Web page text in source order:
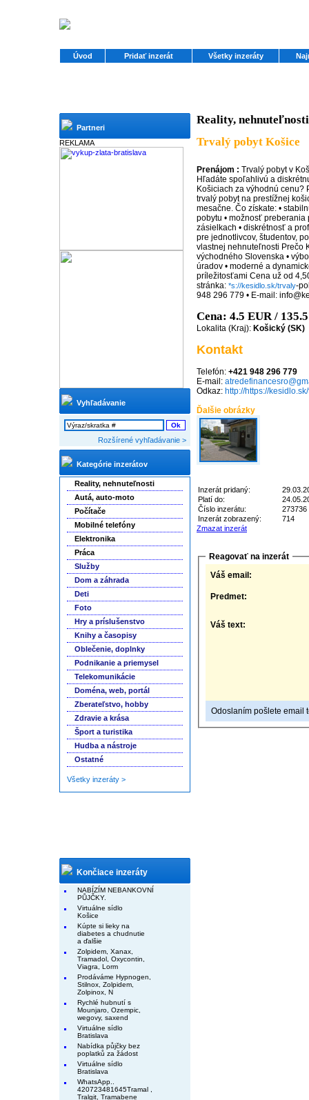
Úvod Pridať inzerát Všetky inzeráty
Partneri
REKLAMA
Vyhľadávanie
Rozšírené vyhľadávanie >
Kategórie inzerátov
Reality, nehnuteľnosti
Autá, auto-moto
Počítače
Mobilné telefóny
Elektronika
Práca
Služby
Dom a záhrada
Deti
Foto
Hry a príslušenstvo
Knihy a časopisy
Oblečenie, doplnky
Podnikanie a priemysel
Telekomunikácie
Doména, web, portál
Zberateľstvo, hobby
Zdravie a krása
Šport a turistika
Hudba a nástroje
Ostatné
Všetky inzeráty >
Končiace inzeráty
NABÍZÍM NEBANKOVNÍ
PŮJČKY.
Virtuálne sídlo
Košice
Kúpte si lieky na
diabetes a chudnutie
a ďalšie
Zolpidem, Xanax,
Tramadol, Oxycontin,
Viagra, Lorm
Prodáváme Hypnogen,
Stilnox, Zolpidem,
Zolpinox, N
Rychlé hubnutí s
Mounjaro, Ozempic,
wegovy, saxend
Virtuálne sídlo
Bratislava
Nabídka půjčky bez
poplatků za žádost
Virtuálne sídlo
Bratislava
WhatsApp..
420723481645Tramal ,
Tralgit, Tramabene
Reality, nehnuteľnosti
Trvalý pobyt Košice
Prenájom : Trvalý pobyt v
Hľadáte spoľahlivú a
Košiciach za výhodnú cenu?
trvalý pobyt na prestížnej
mesačne. Čo získate: •
pobytu • možnosť preberania
zásielkach • diskrétnosť a
pre jednotlivcov, študentov,
vlastnej nehnuteľnosti Prečo
východného Slovenska •
úradov • moderné a
príležitosťami Cena už od
stránka: *s://kesidlo.sk/trvaly-
948 296 779 • E-mail:
Cena: 4.5 EUR /
Lokalita (Kraj): Košický (SK)
Kontakt
Telefón: +421 948 296 779
E-mail:
Odkaz: http://https://
Ďalšie obrázky
Inzerát pridaný:
Platí do:
Číslo inzerátu:
273736
Inzerát zobrazený:
714
Zmazat inzerát
Reagovať na inzerát
Váš email:
Predmet:
Váš text:
Odoslaním pošlete email